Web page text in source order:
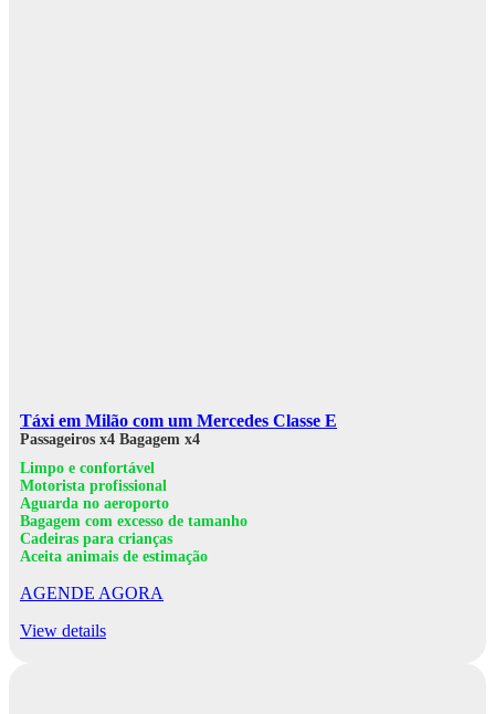
Táxi em Milão com um Mercedes Classe E
Passageiros x4 Bagagem x4
Limpo e confortável
Motorista profissional
Aguarda no aeroporto
Bagagem com excesso de tamanho
Cadeiras para crianças
Aceita animais de estimação
AGENDE AGORA
View details